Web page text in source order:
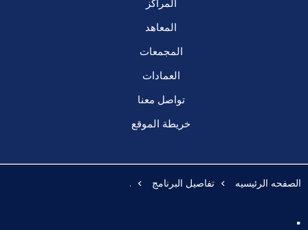
المراكز
المعاهد
المجمعات
العمادات
تواصل معنا
خريطة الموقع
الصفحه الرئيسيه تفاصيل البرنامج .
.